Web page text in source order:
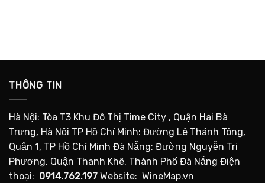
THÔNG TIN
Hà Nội: Tòa T3 Khu Đô Thị Time City , Quận Hai Bà
Trưng, Hà Nội TP Hồ Chí Minh: Đường Lê Thánh Tông,
Quận 1, TP Hồ Chí Minh Đà Nẵng: Đường Nguyễn Tri
Phương, Quận Thanh Khê, Thành Phố Đà Nẵng Điện
thoại: 0914.762.197 Website: WineMap.vn